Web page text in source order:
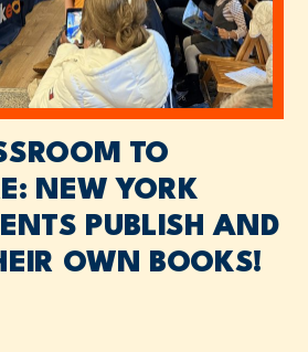
TO
NEW YORK
PUBLISH AND
OWN BOOKS!